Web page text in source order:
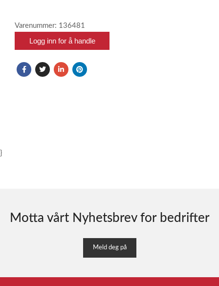
Varenummer: 136481
Logg inn for å handle
}
Motta vårt Nyhetsbrev for bedrifter
Meld deg på